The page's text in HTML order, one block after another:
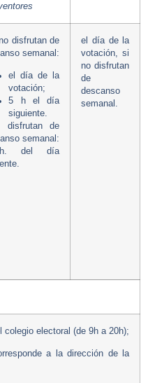
disfrutan de
semanal:
el día de la
votación;
5 h el día
siguiente.
de
semanal​:
del día
el día de la
votación, si
no disfrutan
de
descanso
semanal.
colegio electoral (de 9h a 20h);
a la dirección de la